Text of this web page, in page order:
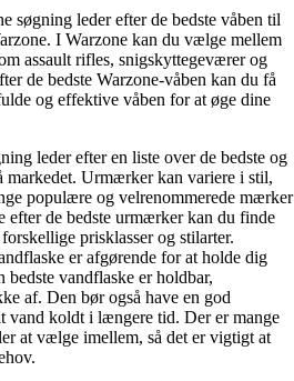
søgning leder efter de bedste våben til
I Warzone kan du vælge mellem
assault rifles, snigskyttegeværer og
de bedste Warzone-våben kan du få
og effektive våben for at øge dine
leder efter en liste over de bedste og
markedet. Urmærker kan variere i stil,
populære og velrenommerede mærker
efter de bedste urmærker kan du finde
prisklasser og stilarter.
er afgørende for at holde dig
vandflaske er holdbar,
af. Den bør også have en god
vand koldt i længere tid. Der er mange
at vælge imellem, så det er vigtigt at